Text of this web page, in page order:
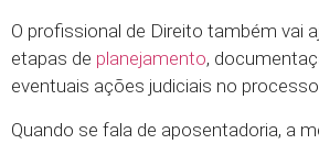
O profissional de Direito também vai
etapas de planejamento,
eventuais ações judiciais no
Quando se fala de aposentadoria, a